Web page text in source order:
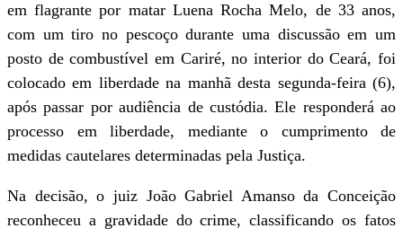
em flagrante por matar Luena Rocha Melo, de 33 anos,
com um tiro no pescoço durante uma discussão em um
posto de combustível em Cariré, no interior do Ceará, foi
colocado em liberdade na manhã desta segunda-feira (6),
após passar por audiência de custódia. Ele responderá ao
processo em liberdade, mediante o cumprimento de
medidas cautelares determinadas pela Justiça.
Na decisão, o juiz João Gabriel Amanso da Conceição
reconheceu a gravidade do crime, classificando os fatos